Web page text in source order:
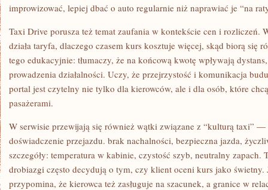
improwizować, lepiej dbać o auto regularnie niż naprawiać je “na
Taxi Drive porusza też temat zaufania w kontekście cen i rozliczeń.
działa taryfa, dlaczego czasem kurs kosztuje więcej, skąd biorą się
tego edukacyjnie: tłumaczy, że na końcową kwotę wpływają
prowadzenia działalności. Uczy, że przejrzystość i komunikacja
portal jest czytelny nie tylko dla kierowców, ale i dla osób, które
pasażerami.
W serwisie przewijają się również wątki związane z “kulturą taxi”
doświadczenie przejazdu. brak nachalności, bezpieczna jazda,
szczegóły: temperatura w kabinie, czystość szyb, neutralny zapach.
drobiazgi często decydują o tym, czy klient oceni kurs jako świetny.
przypomina, że kierowca też zasługuje na szacunek, a granice w